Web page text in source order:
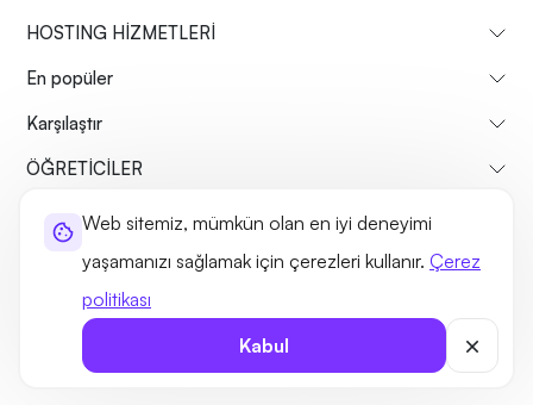
Web sitemiz, mümkün olan en iyi deneyimi
yaşamanızı sağlamak için çerezleri kullanır. Çerez
politikası
Kabul
HOSTING HİZMETLERİ
En popüler
Karşılaştır
ÖĞRETİCİLER
Hakkımızda
Gizlilik PolitikasıYasalSite haritası
©2026 UltaHost - Her hakkı saklıdır